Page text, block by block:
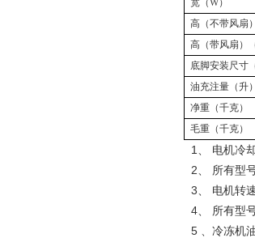
宽（W）
高（不带风扇
高（带风扇）
底脚安装尺寸
油充注量（升）
净重（千克）
毛重（千克）
1、 电机冷却
2、 所有型号
3、 电机转速
4、 所有型号
5 、冷冻机油